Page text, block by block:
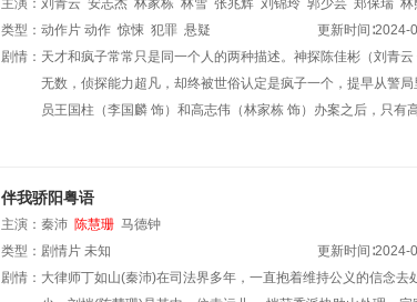
主演： 刘青云 安志杰 林家栋 林雪 张兆辉 刘锦玲 郭少芸 郑保瑞 林
类型： 动作片 动作 惊悚 犯罪 悬疑 更新时间∶2024-
剧情： 天才和疯子常常只是同一个人的两种描述。神探陈佳彬（刘青
无数，侦探能力超凡，却终被世俗认定是疯子一个，提早从警
员王国柱（李国麟 饰）和高志伟（林家栋 饰）办案之后，只有
伴我骄阳粤语
主演： 秦沛 陈慧珊 马德钟
类型： 剧情片 未知 更新时间∶2024-
剧情： 大律师丁如山(秦沛)在司法界多年，一直抱着维持公义的信念